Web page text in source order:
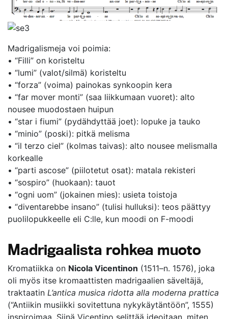
Madrigalismeja voi poimia:
• “Filli” on koristeltu
• “lumi” (valot/silmä) koristeltu
• “forza” (voima) painokas synkoopin kera
• “far mover monti” (saa liikkumaan vuoret): alto
nousee muodostaen huipun
• “star i fiumi” (pydähdyttää joet): lopuke ja tauko
• “minio” (poski): pitkä melisma
• “il terzo ciel” (kolmas taivas): alto nousee melismalla
korkealle
• “parti ascose” (piilotetut osat): matala rekisteri
• “sospiro” (huokaan): tauot
• “ogni uom” (jokainen mies): usieta toistoja
• “diventarebbe insano” (tulisi hulluksi): teos päättyy
puolilopukkeelle eli C:lle, kun moodi on F-moodi
Madrigaalista rohkea muoto
Kromatiikka on Nicola Vicentinon (1511–n. 1576), joka
oli myös itse kromaattisten madrigaalien säveltäjä,
traktaatin L’antica musica ridotta alla moderna prattica
(“Antiikin musiikki sovitettuna nykykäytäntöön”, 1555)
inspiroimaa. Siinä Vicentino selittää ideoitaan, miten